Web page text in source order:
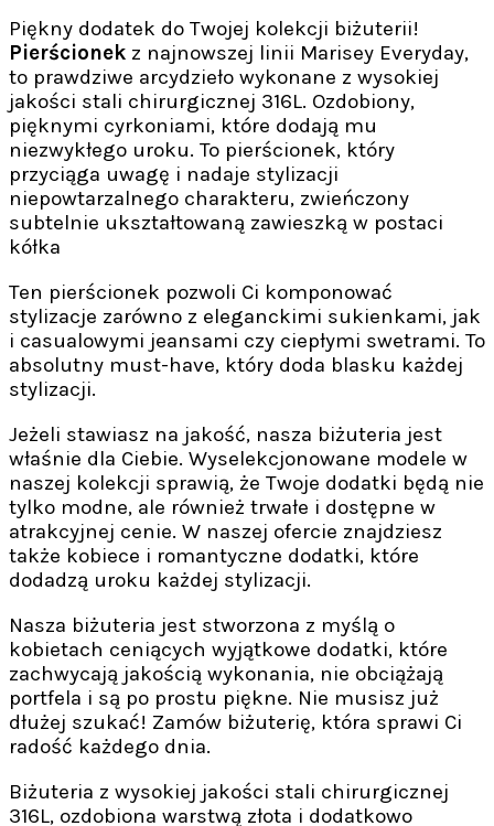
Piękny dodatek do Twojej kolekcji biżuterii!
Pierścionek z najnowszej linii Marisey Everyday,
to prawdziwe arcydzieło wykonane z wysokiej
jakości stali chirurgicznej 316L. Ozdobiony,
pięknymi cyrkoniami, które dodają mu
niezwykłego uroku. To pierścionek, który
przyciąga uwagę i nadaje stylizacji
niepowtarzalnego charakteru, zwieńczony
subtelnie ukształtowaną zawieszką w postaci
kółka
Ten pierścionek pozwoli Ci komponować
stylizacje zarówno z eleganckimi sukienkami, jak
i casualowymi jeansami czy ciepłymi swetrami. To
absolutny must-have, który doda blasku każdej
stylizacji.
Jeżeli stawiasz na jakość, nasza biżuteria jest
właśnie dla Ciebie. Wyselekcjonowane modele w
naszej kolekcji sprawią, że Twoje dodatki będą nie
tylko modne, ale również trwałe i dostępne w
atrakcyjnej cenie. W naszej ofercie znajdziesz
także kobiece i romantyczne dodatki, które
dodadzą uroku każdej stylizacji.
Nasza biżuteria jest stworzona z myślą o
kobietach ceniących wyjątkowe dodatki, które
zachwycają jakością wykonania, nie obciążają
portfela i są po prostu piękne. Nie musisz już
dłużej szukać! Zamów biżuterię, która sprawi Ci
radość każdego dnia.
Biżuteria z wysokiej jakości stali chirurgicznej
316L, ozdobiona warstwą złota i dodatkowo